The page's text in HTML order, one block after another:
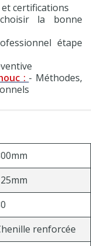
certifications
la bonne
étape
: - Méthodes,
renforcée